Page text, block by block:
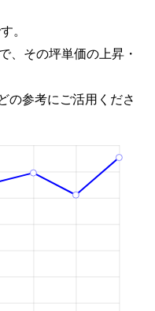
。
、その坪単価の上昇・
の参考にご活用くださ